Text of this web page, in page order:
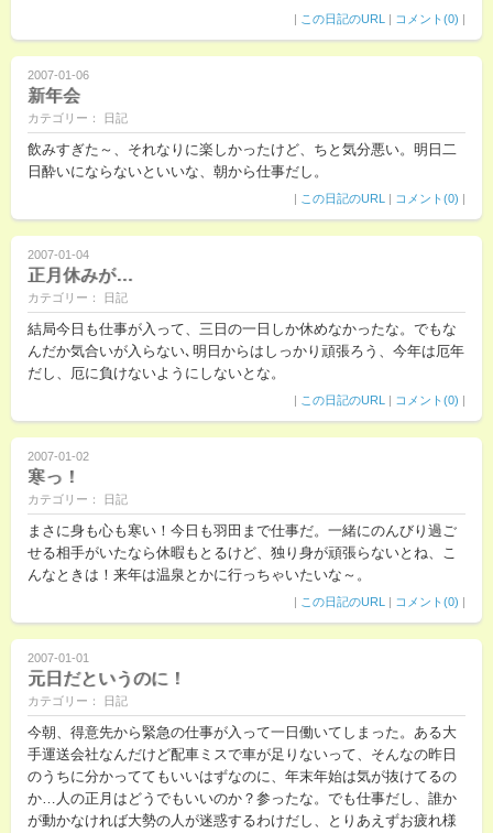
| この日記のURL | コメント(0) |
2007-01-06
新年会
カテゴリー： 日記
飲みすぎた～、それなりに楽しかったけど、ちと気分悪い。明日二
日酔いにならないといいな、朝から仕事だし。
| この日記のURL | コメント(0) |
2007-01-04
正月休みが…
カテゴリー： 日記
結局今日も仕事が入って、三日の一日しか休めなかったな。でもな
んだか気合いが入らない､明日からはしっかり頑張ろう、今年は厄年
だし、厄に負けないようにしないとな。
| この日記のURL | コメント(0) |
2007-01-02
寒っ！
カテゴリー： 日記
まさに身も心も寒い！今日も羽田まで仕事だ。一緒にのんびり過ご
せる相手がいたなら休暇もとるけど、独り身が頑張らないとね、こ
んなときは！来年は温泉とかに行っちゃいたいな～。
| この日記のURL | コメント(0) |
2007-01-01
元日だというのに！
カテゴリー： 日記
今朝、得意先から緊急の仕事が入って一日働いてしまった。ある大
手運送会社なんだけど配車ミスで車が足りないって、そんなの昨日
のうちに分かっててもいいはずなのに、年末年始は気が抜けてるの
か…人の正月はどうでもいいのか？参ったな。でも仕事だし、誰か
が動かなければ大勢の人が迷惑するわけだし、とりあえずお疲れ様